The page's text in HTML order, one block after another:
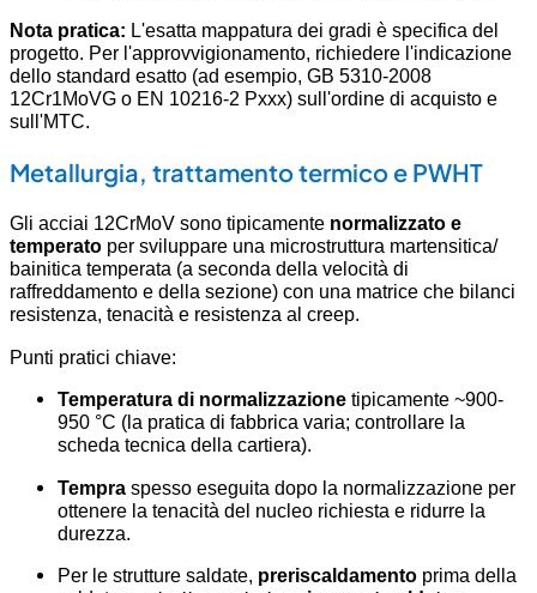
Nota pratica: L'esatta mappatura dei gradi è specifica del
progetto. Per l'approvvigionamento, richiedere l'indicazione
dello standard esatto (ad esempio, GB 5310-2008
12Cr1MoVG o EN 10216-2 Pxxx) sull'ordine di acquisto e
sull'MTC.
Metallurgia, trattamento termico e PWHT
Gli acciai 12CrMoV sono tipicamente normalizzato e
temperato per sviluppare una microstruttura martensitica/
bainitica temperata (a seconda della velocità di
raffreddamento e della sezione) con una matrice che bilanci
resistenza, tenacità e resistenza al creep.
Punti pratici chiave:
Temperatura di normalizzazione tipicamente ~900-
950 °C (la pratica di fabbrica varia; controllare la
scheda tecnica della cartiera).
Tempra spesso eseguita dopo la normalizzazione per
ottenere la tenacità del nucleo richiesta e ridurre la
durezza.
Per le strutture saldate, preriscaldamento prima della